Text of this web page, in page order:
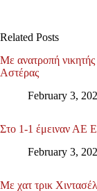
Related Posts
Με ανατροπή νικητής
Αστέρας
February 3,
Στο 1-1 έμειναν ΑΕ
February 3,
Με χατ τρικ